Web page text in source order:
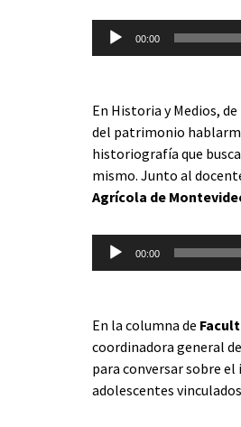
Reproductor
00:00
En Historia y Medios,
del patrimonio
historiografía que
mismo. Junto al
Agrícola de
Reproductor
00:00
En la columna de
coordinadora general
para conversar sobre
adolescentes